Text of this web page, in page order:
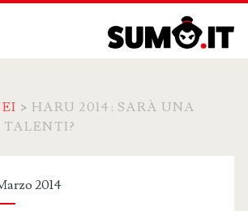
> HARU 2014: SARÀ UNA
2014